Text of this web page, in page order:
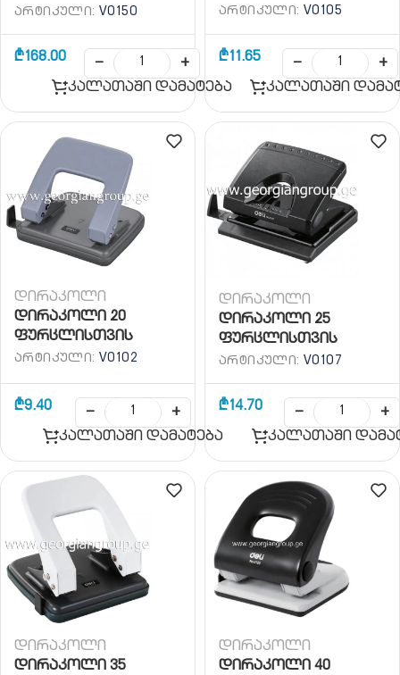
ᲐᲠᲢᲘᲙᲣᲚᲘ: V0150
₾168.00 −
+
კალათაში დამატება
ᲐᲠᲢᲘᲙᲣᲚᲘ: V0105
₾11.65 −
+
კალათაში
დირაკოლი
დირაკოლი 20
ფურცლისთვის
ᲐᲠᲢᲘᲙᲣᲚᲘ: V0102
₾9.40 −
+
კალათაში დამატება
დირაკოლი
დირაკოლი 25
ფურცლისთვის
ᲐᲠᲢᲘᲙᲣᲚᲘ: V0107
₾14.70 −
+
კალათაში
დირაკოლი
დირაკოლი 35
დირაკოლი
დირაკოლი 40